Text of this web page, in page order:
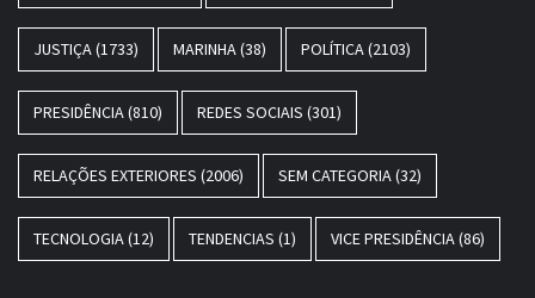
JUSTIÇA(1733) MARINHA(38) POLÍTICA(2103)
PRESIDÊNCIA(810) REDES SOCIAIS (301)
RELAÇÕES EXTERIORES (2006) SEM CATEGORIA(32)
TECNOLOGIA(12) TENDENCIAS (1) VICE PRESIDÊNCIA(86)